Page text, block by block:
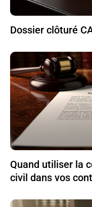
Dossier clôturé
Quand utiliser la
civil dans vos